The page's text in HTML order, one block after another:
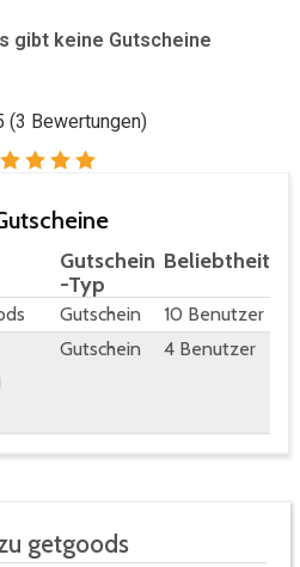
gibt keine Gutscheine
(3 Bewertungen)
Gutschein
-Typ
Beliebtheit
Gutschein
10 Benutzer
Gutschein 4 Benutzer
getgoods